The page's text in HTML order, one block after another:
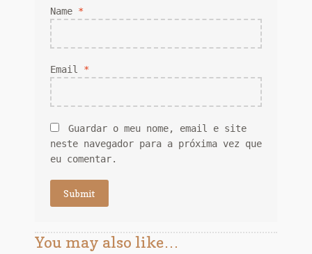
Name *
Email *
Guardar o meu nome, email e site
neste navegador para a próxima vez que
eu comentar.
You may also like…